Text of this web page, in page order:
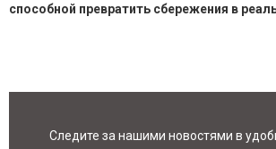
способной превратить сбережения в
Следите за нашими новостями в